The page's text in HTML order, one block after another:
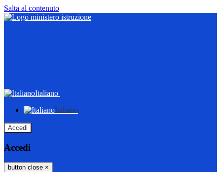
Salta al contenuto
Italiano
Italiano
Accedi
Accedi
button close ×